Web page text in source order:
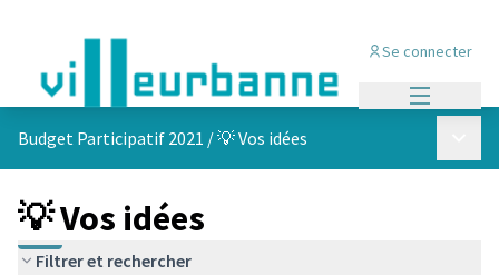
Se connecter
Budget Participatif 2021 /💡 Vos idées
💡 Vos idées
Filtrer et rechercher